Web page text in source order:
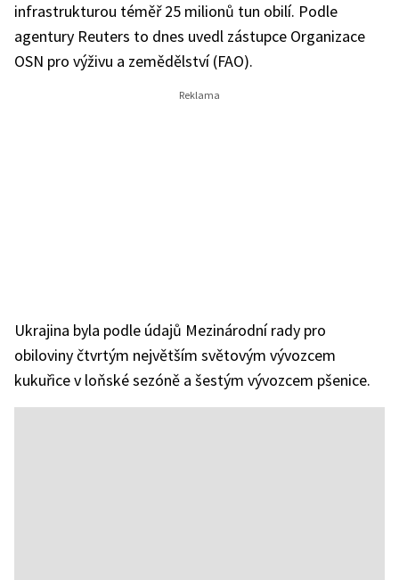
infrastrukturou téměř 25 milionů tun obilí. Podle
agentury Reuters to dnes uvedl zástupce Organizace
OSN pro výživu a zemědělství (FAO).
Ukrajina byla podle údajů Mezinárodní rady pro
obiloviny čtvrtým největším světovým vývozcem
kukuřice v loňské sezóně a šestým vývozcem pšenice.